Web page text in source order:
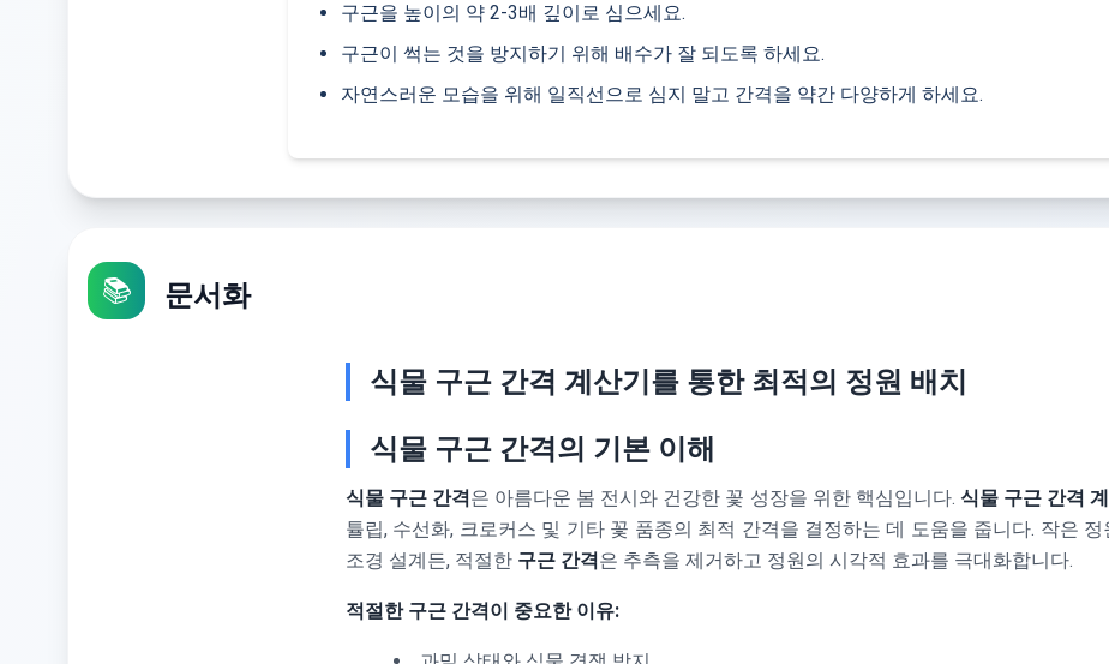
구근을 높이의 약 2-3배 깊이로 심으세요.
구근이 썩는 것을 방지하기 위해 배수가 잘 되도록 하세요.
자연스러운 모습을 위해 일직선으로 심지 말고 간격을 약간 다양하게 하세요.
📚 문서화
식물 구근 간격 계산기를 통한 최적의 정원 배치
식물 구근 간격의 기본 이해
식물 구근 간격은 아름다운 봄 전시와 건강한 꽃 성장을 위한 핵심입니다. 식물 구근 간격
튤립, 수선화, 크로커스 및 기타 꽃 품종의 최적 간격을 결정하는 데 도움을 줍니다. 작은
조경 설계든, 적절한 구근 간격은 추측을 제거하고 정원의 시각적 효과를 극대화합니다.
적절한 구근 간격이 중요한 이유: